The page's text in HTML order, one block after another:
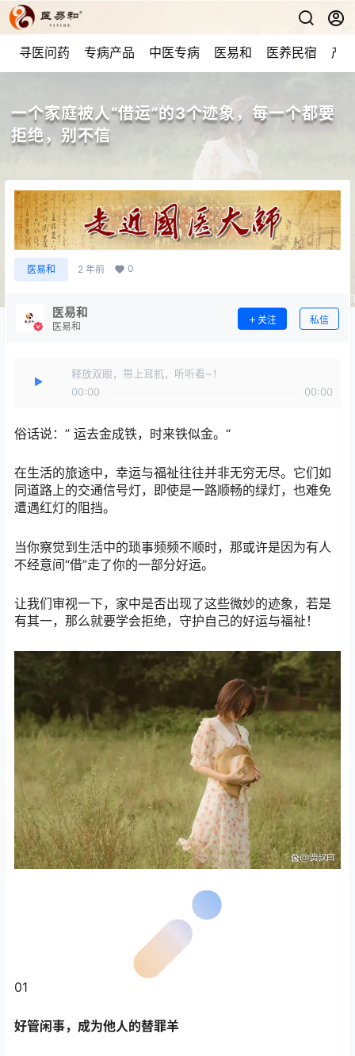
寻医问药 专病产品 中医专病 医易和 医养民宿 产
一个家庭被人“借运”的3个迹象，每一个都要
拒绝，别不信
医易和 2 年前 0
医易和
医易和
关注 私信
释放双眼，带上耳机，听听看~！
00:00
00:00
俗话说：” 运去金成铁，时来铁似金。“
在生活的旅途中，幸运与福祉往往并非无穷无尽。它们如
同道路上的交通信号灯，即使是一路顺畅的绿灯，也难免
遭遇红灯的阻挡。
当你察觉到生活中的琐事频频不顺时，那或许是因为有人
不经意间“借”走了你的一部分好运。
让我们审视一下，家中是否出现了这些微妙的迹象，若是
有其一，那么就要学会拒绝，守护自己的好运与福祉！
01
好管闲事，成为他人的替罪羊